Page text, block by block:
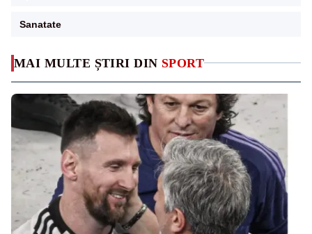
MAI MULTE ȘTIRI DIN SPORT
Sanatate